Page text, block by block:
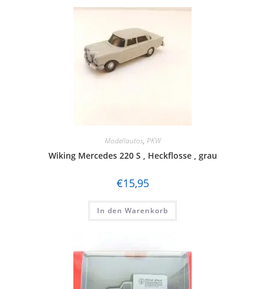
Modellautos, PKW
Wiking Mercedes 220 S , Heckflosse , grau
€15,95
In den Warenkorb